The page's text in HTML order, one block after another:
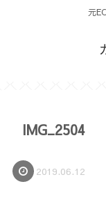
元
IMG_2504
2019.06.12